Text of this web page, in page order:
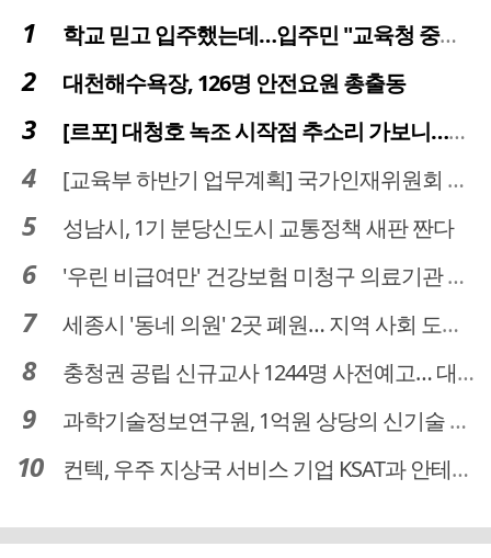
학교 믿고 입주했는데…입주민 "교육청 중재 나서라"
대천해수욕장, 126명 안전요원 총출동
[르포] 대청호 녹조 시작점 추소리 가보니…걷어내도 짙은 초록빛
[교육부 하반기 업무계획] 국가인재위원회 신설… 거점국립대 3곳 성장엔진·AI 분야 패키지 지원
성남시, 1기 분당신도시 교통정책 새판 짠다
'우린 비급여만' 건강보험 미청구 의료기관 대전 65곳 충남 31곳
세종시 '동네 의원' 2곳 폐원… 지역 사회 도마 위
충청권 공립 신규교사 1244명 사전예고… 대전 초등 34명서 4명으로
과학기술정보연구원, 1억원 상당의 신기술 기업 이전 완료
컨텍, 우주 지상국 서비스 기업 KSAT과 안테나 6기 계약 체결